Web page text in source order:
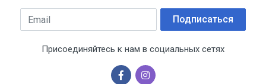
Email Подписаться
Присоединяйтесь к нам в социальных сетях